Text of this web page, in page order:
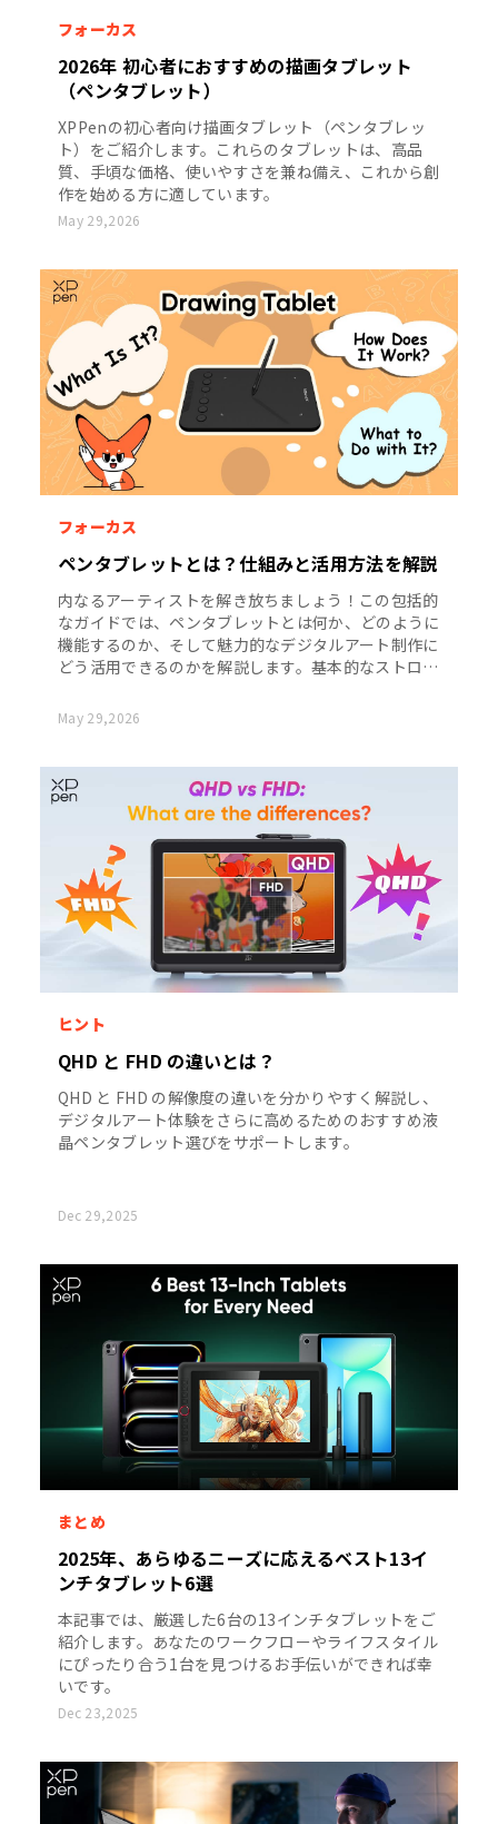
フォーカス
2026年 初心者におすすめの描画タブレット
（ペンタブレット）
XPPenの初心者向け描画タブレット（ペンタブレッ
ト）をご紹介します。これらのタブレットは、高品
質、手頃な価格、使いやすさを兼ね備え、これから創
作を始める方に適しています。
May 29,2026
フォーカス
ペンタブレットとは？仕組みと活用方法を解説
内なるアーティストを解き放ちましょう！この包括的
なガイドでは、ペンタブレットとは何か、どのように
機能するのか、そして魅力的なデジタルアート制作に
どう活用できるのかを解説します。基本的なストロー
ールの無限の可能性を発見しましょう！
May 29,2026
ヒント
QHD と FHD の違いとは？
QHD と FHD の解像度の違いを分かりやすく解説し、
デジタルアート体験をさらに高めるためのおすすめ液
晶ペンタブレット選びをサポートします。
Dec 29,2025
まとめ
2025年、あらゆるニーズに応えるベスト13イ
ンチタブレット6選
本記事では、厳選した6台の13インチタブレットをご
紹介します。あなたのワークフローやライフスタイル
にぴったり合う1台を見つけるお手伝いができれば幸
いです。
Dec 23,2025